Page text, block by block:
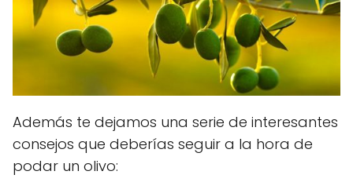
Además te dejamos una serie de interesantes
consejos que deberías seguir a la hora de
podar un olivo: